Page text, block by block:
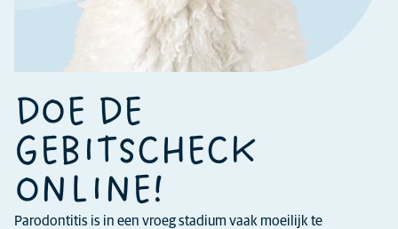
DOE DE
GEBITSCHECK
ONLINE!
Parodontitis is in een vroeg stadium vaak moeilijk te